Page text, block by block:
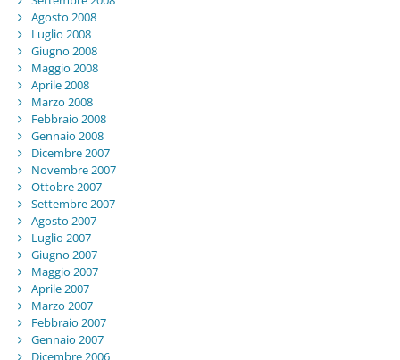
Agosto 2008
Luglio 2008
Giugno 2008
Maggio 2008
Aprile 2008
Marzo 2008
Febbraio 2008
Gennaio 2008
Dicembre 2007
Novembre 2007
Ottobre 2007
Settembre 2007
Agosto 2007
Luglio 2007
Giugno 2007
Maggio 2007
Aprile 2007
Marzo 2007
Febbraio 2007
Gennaio 2007
Dicembre 2006